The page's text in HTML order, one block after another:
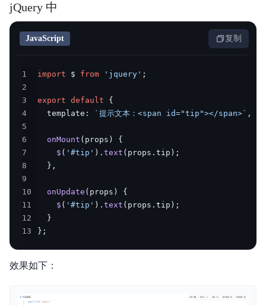
jQuery 中
JavaScript 复制
1 import $ from 'jquery' ;
2
3
export default
{
4
  template
: ` 提示文本：<span id="tip"></span>` ,
5
6
onMount ( props )
{
7
$ ( '#tip' ) . text ( props . tip ) ;
8
} ,
9
10
onUpdate ( props )
{
11
$ ( '#tip' ) . text ( props . tip ) ;
12
}
13
} ;
效果如下：